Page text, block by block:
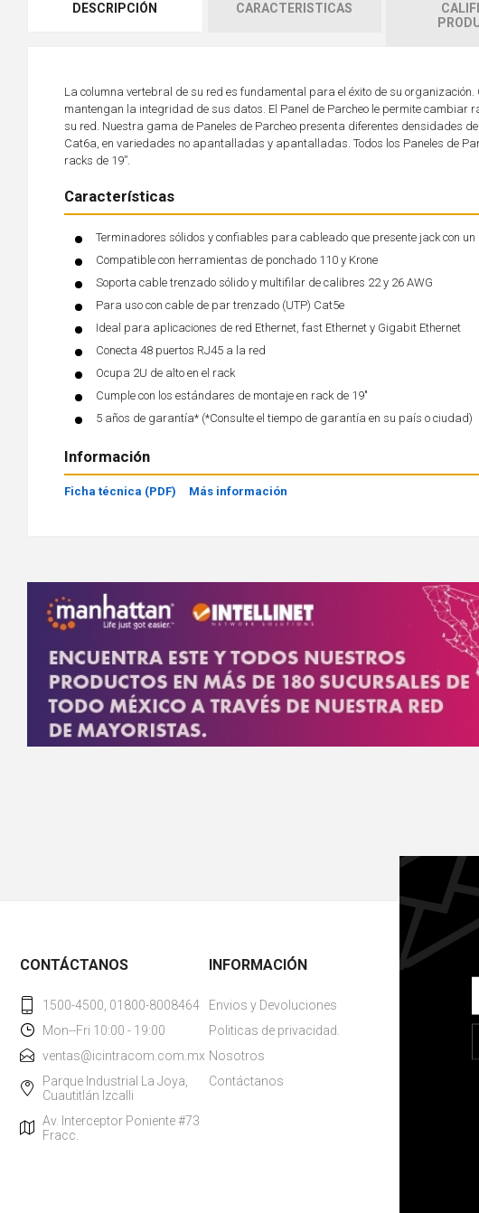
DESCRIPCIÓN CARACTERISTICAS
La columna vertebral de su red es fundamental para el éxito de su
mantengan la integridad de sus datos. El Panel de Parcheo le permite cambiar
su red. Nuestra gama de Paneles de Parcheo presenta diferentes densidades
Cat6a, en variedades no apantalladas y apantalladas. Todos los Paneles de
racks de 19”.
Características
Terminadores sólidos y confiables para cableado que presente jack con
Compatible con herramientas de ponchado 110 y Krone
Soporta cable trenzado sólido y multifilar de calibres 22 y 26 AWG
Para uso con cable de par trenzado (UTP) Cat5e
Ideal para aplicaciones de red Ethernet, fast Ethernet y Gigabit Ethernet
Conecta 48 puertos RJ45 a la red
Ocupa 2U de alto en el rack
Cumple con los estándares de montaje en rack de 19"
5 años de garantía* (*Consulte el tiempo de garantía en su país o ciudad)
Información
Ficha técnica (PDF) Más información
CONTÁCTANOS
1500-4500, 01800-8008464
Mon--Fri 10:00 - 19:00
ventas@icintracom.com.mx
Parque Industrial La Joya,
Cuautitlán Izcalli
Av. Interceptor Poniente #73
Fracc.
INFORMACIÓN
Envios y Devoluciones
Politicas de privacidad.
Nosotros
Contáctanos